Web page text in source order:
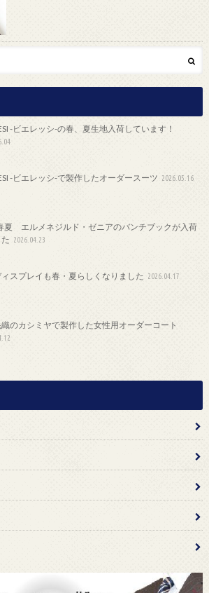
-ビエレッシ-の春、夏生地入荷しています！
-ビエレッシ-で製作したオーダースーツ 2026.05.16
夏 エルメネジルド・ゼニアのバンチブックが入荷
2026.04.23
スプレイも春・夏らしくなりました 2026.04.17
のカシミヤで製作した女性用オーダーコート